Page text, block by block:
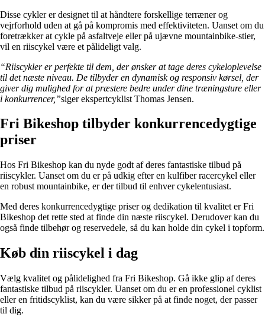
Disse cykler er designet til at håndtere forskellige terræner og
vejrforhold uden at gå på kompromis med effektiviteten. Uanset om du
foretrækker at cykle på asfaltveje eller på ujævne mountainbike-stier,
vil en riiscykel være et pålideligt valg.
“Riiscykler er perfekte til dem, der ønsker at tage deres cykeloplevelse
til det næste niveau. De tilbyder en dynamisk og responsiv kørsel, der
giver dig mulighed for at præstere bedre under dine træningsture eller
i konkurrencer,”siger ekspertcyklist Thomas Jensen.
Fri Bikeshop tilbyder konkurrencedygtige
priser
Hos Fri Bikeshop kan du nyde godt af deres fantastiske tilbud på
riiscykler. Uanset om du er på udkig efter en kulfiber racercykel eller
en robust mountainbike, er der tilbud til enhver cykelentusiast.
Med deres konkurrencedygtige priser og dedikation til kvalitet er Fri
Bikeshop det rette sted at finde din næste riiscykel. Derudover kan du
også finde tilbehør og reservedele, så du kan holde din cykel i topform.
Køb din riiscykel i dag
Vælg kvalitet og pålidelighed fra Fri Bikeshop. Gå ikke glip af deres
fantastiske tilbud på riiscykler. Uanset om du er en professionel cyklist
eller en fritidscyklist, kan du være sikker på at finde noget, der passer
til dig.